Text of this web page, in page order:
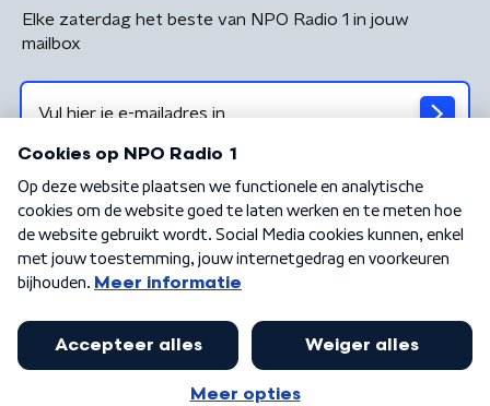
Elke zaterdag het beste van NPO Radio 1 in jouw
mailbox
Algemene voorwaarden